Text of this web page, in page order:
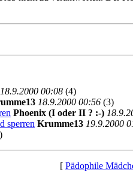
18.9.2000 00:08 (4)
18.9.2000 00:56 (3)
Phoenix (I oder II ? :-)
sperren Krumme13 19.9.2000
[ Pädophile